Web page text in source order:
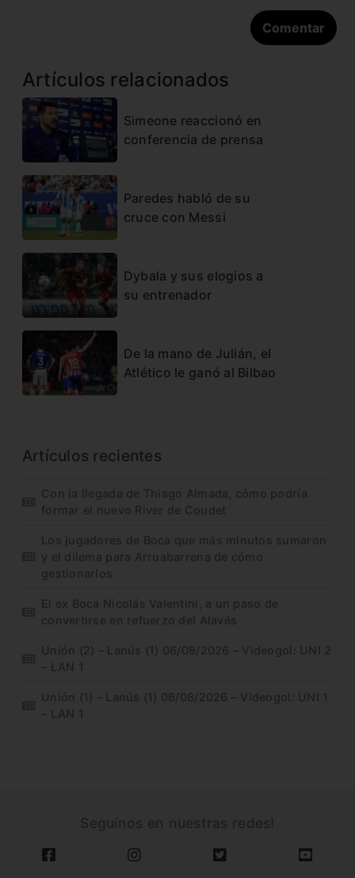
Artículos relacionados
Simeone reaccionó en
conferencia de prensa
Paredes habló de su
cruce con Messi
Dybala y sus elogios a
su entrenador
De la mano de Julián, el
Atlético le ganó al Bilbao
Artículos recientes
Con la llegada de Thiago Almada, cómo podría
formar el nuevo River de Coudet
Los jugadores de Boca que más minutos sumaron
y el dilema para Arruabarrena de cómo
gestionarlos
El ex Boca Nicolás Valentini, a un paso de
convertirse en refuerzo del Alavés
Unión (2) – Lanús (1) 06/08/2026 – Videogol: UNI 2
– LAN 1
Unión (1) – Lanús (1) 06/08/2026 – Videogol: UNI 1
– LAN 1